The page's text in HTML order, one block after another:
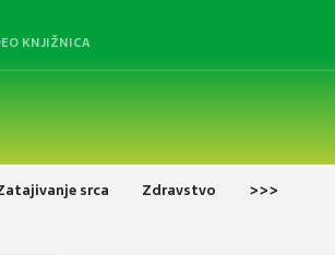
KNJIŽNICA
srca Zdravstvo >>>